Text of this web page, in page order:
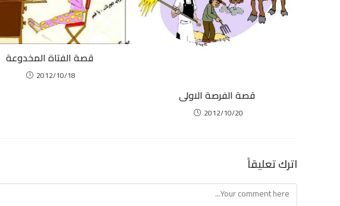
قصة الفتاة المخدوعة
2012/10/18
قصة الفرصة الاولى
2012/10/20
اترك تعليقاً
Comment